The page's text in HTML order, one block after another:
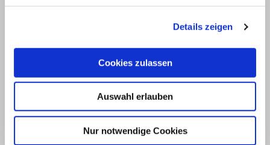
Details zeigen
Cookies zulassen
Auswahl erlauben
Nur notwendige Cookies